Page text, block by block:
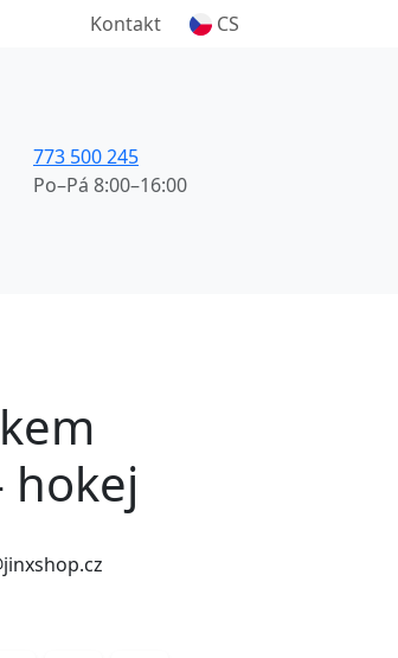
Kontakt CS
773 500 245
Po–Pá 8:00–16:00
hokej